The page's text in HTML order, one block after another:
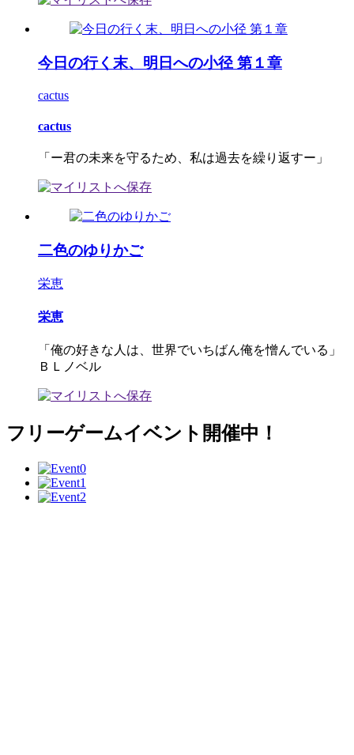
今日の行く末、明日への小径 第１章
cactus
cactus
「ー君の未来を守るため、私は過去を繰り返すー」
二色のゆりかご
栄恵
栄恵
「俺の好きな人は、世界でいちばん俺を憎んでいる」
ＢＬノベル
フリーゲームイベント開催中！